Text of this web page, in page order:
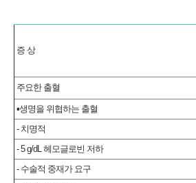
증 상
주요한 출혈
▪생명을 위협하는 출혈
- 치명적
- 5 g/dL 헤모글로빈 저하
- 수술적 중재가 요구